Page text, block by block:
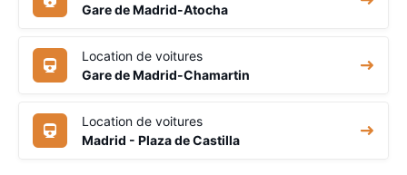
Gare de Madrid-Atocha
Location de voitures
Gare de Madrid-Chamartin
Location de voitures
Madrid - Plaza de Castilla